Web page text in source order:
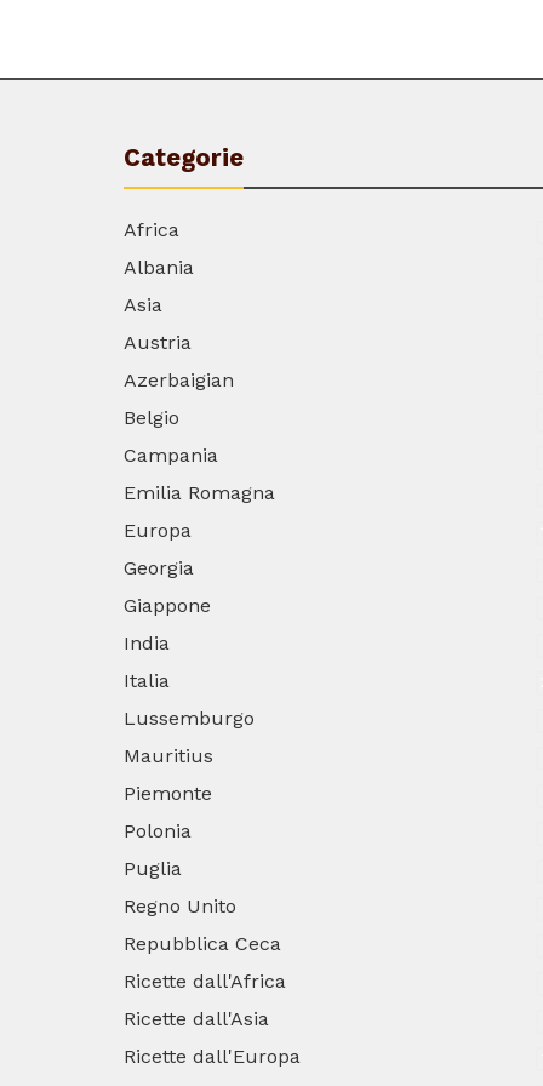
Categorie
Africa
Albania
Asia
Austria
Azerbaigian
Belgio
Campania
Emilia Romagna
Europa
Georgia
Giappone
India
Italia
Lussemburgo
Mauritius
Piemonte
Polonia
Puglia
Regno Unito
Repubblica Ceca
Ricette dall'Africa
Ricette dall'Asia
Ricette dall'Europa